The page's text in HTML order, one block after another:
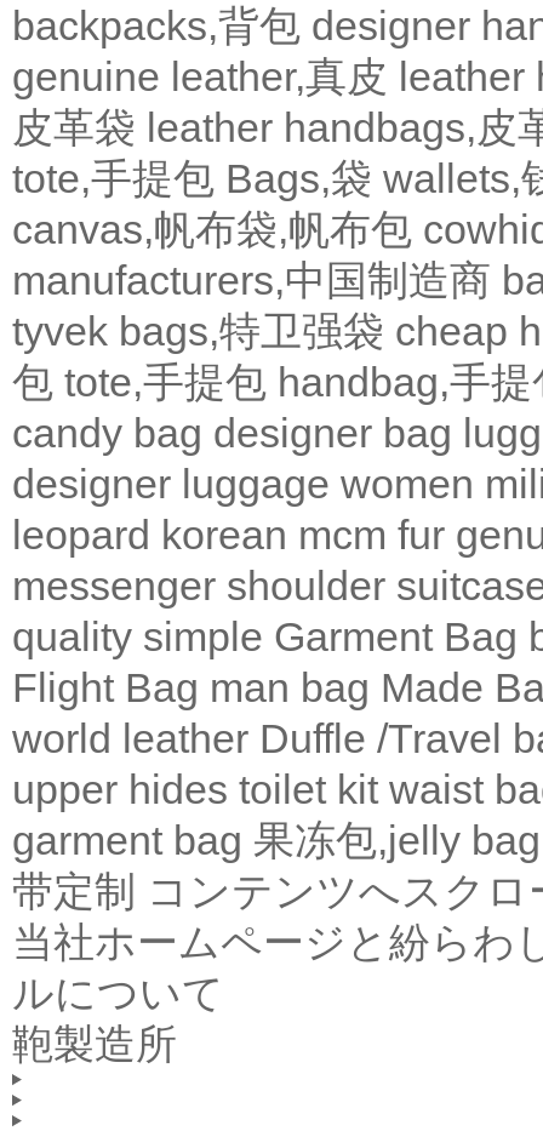
backpacks,背包 designer
genuine leather,真皮 leather
皮革袋 leather handbags,皮
tote,手提包 Bags,袋 wallets,
canvas,帆布袋,帆布包
manufacturers,中国制造商
tyvek bags,特卫强袋 cheap
包 tote,手提包 handbag,手提
candy bag designer bag
designer luggage women
leopard korean mcm fur
messenger shoulder
quality simple Garment Bag
Flight Bag man bag Made
world leather Duffle /Travel
upper hides toilet kit waist
garment bag 果冻包,jelly bag
带定制
コンテンツへスクロ
当社ホームページと紛らわ
ルについて
鞄製造所